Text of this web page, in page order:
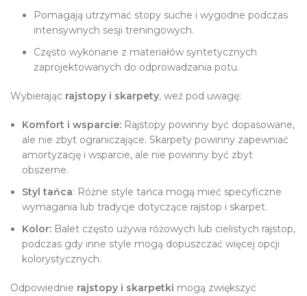
Pomagają utrzymać stopy suche i wygodne podczas
intensywnych sesji treningowych.
Często wykonane z materiałów syntetycznych
zaprojektowanych do odprowadzania potu.
Wybierając rajstopy i skarpety, weź pod uwagę:
Komfort i wsparcie: Rajstopy powinny być dopasowane,
ale nie zbyt ograniczające. Skarpety powinny zapewniać
amortyzację i wsparcie, ale nie powinny być zbyt
obszerne.
Styl tańca: Różne style tańca mogą mieć specyficzne
wymagania lub tradycje dotyczące rajstop i skarpet.
Kolor: Balet często używa różowych lub cielistych rajstop,
podczas gdy inne style mogą dopuszczać więcej opcji
kolorystycznych.
Odpowiednie rajstopy i skarpetki mogą zwiększyć